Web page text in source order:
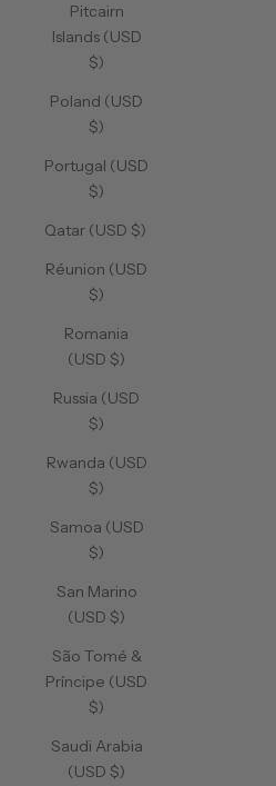
Pitcairn
Islands (USD
$)
Poland (USD
$)
Portugal (USD
$)
Qatar (USD $)
Réunion (USD
$)
Romania
(USD $)
Russia (USD
$)
Rwanda (USD
$)
Samoa (USD
$)
San Marino
(USD $)
São Tomé &
Príncipe (USD
$)
Saudi Arabia
(USD $)